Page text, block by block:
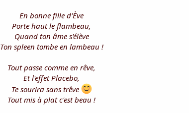
En bonne fille d'Ève
Porte haut le flambeau,
Quand ton âme s'élève
Ton spleen tombe en lambeau !
Tout passe comme en rêve,
Et l'effet Placebo,
Te sourira sans trêve
Tout mis à plat c'est beau !